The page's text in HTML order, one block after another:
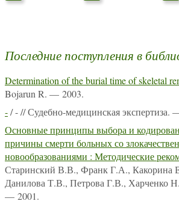
Последние поступления в
Determination of the burial time of skeletal
Bojarun R. — 2003.
-/ - // Судебно-медицинская
Основные принципы выбора и
причины смерти больных со
новообразованиями : Методические
Старинский В.В., Франк Г.А., Какорина
Данилова Т.В., Петрова Г.В., Харченко
— 2001.